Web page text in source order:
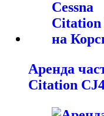
Аренда
Citation